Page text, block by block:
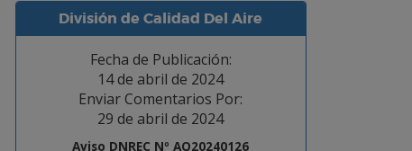
División de Calidad Del Aire
Fecha de Publicación:
14 de abril de 2024
Enviar Comentarios Por:
29 de abril de 2024
Aviso DNREC Nº AQ20240126